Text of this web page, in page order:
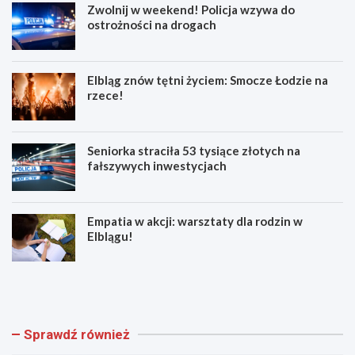
Zwolnij w weekend! Policja wzywa do
ostrożności na drogach
Elbląg znów tętni życiem: Smocze Łodzie na
rzece!
Seniorka straciła 53 tysiące złotych na
fałszywych inwestycjach
Empatia w akcji: warsztaty dla rodzin w
Elblągu!
Z
i
E
g Sprawdź również